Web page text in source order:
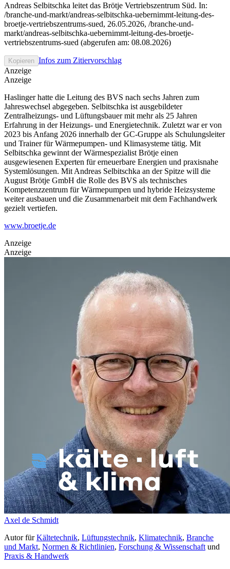
Andreas Selbitschka leitet das Brötje Vertriebszentrum Süd. In:
/branche-und-markt/andreas-selbitschka-uebernimmt-leitung-des-
broetje-vertriebszentrums-sued, 26.05.2026, /branche-und-
markt/andreas-selbitschka-uebernimmt-leitung-des-broetje-
vertriebszentrums-sued (abgerufen am: 08.08.2026)
Kopieren Infos zum Zitiervorschlag
Anzeige
Anzeige
Haslinger hatte die Leitung des BVS nach sechs Jahren zum
Jahreswechsel abgegeben. Selbitschka ist ausgebildeter
Zentralheizungs- und Lüftungsbauer mit mehr als 25 Jahren
Erfahrung in der Heizungs- und Energietechnik. Zuletzt war er von
2023 bis Anfang 2026 innerhalb der GC-Gruppe als Schulungsleiter
und Trainer für Wärmepumpen- und Klimasysteme tätig. Mit
Selbitschka gewinnt der Wärmespezialist Brötje einen
ausgewiesenen Experten für erneuerbare Energien und praxisnahe
Systemlösungen. Mit Andreas Selbitschka an der Spitze will die
August Brötje GmbH die Rolle des BVS als technisches
Kompetenzzentrum für Wärmepumpen und hybride Heizsysteme
weiter ausbauen und die Zusammenarbeit mit dem Fachhandwerk
gezielt vertiefen.
www.broetje.de
Anzeige
Anzeige
Axel de Schmidt
AutorfürKältetechnik, Lüftungstechnik, Klimatechnik, Branche
und Markt, Normen & Richtlinien, Forschung & Wissenschaft und
Praxis & Handwerk